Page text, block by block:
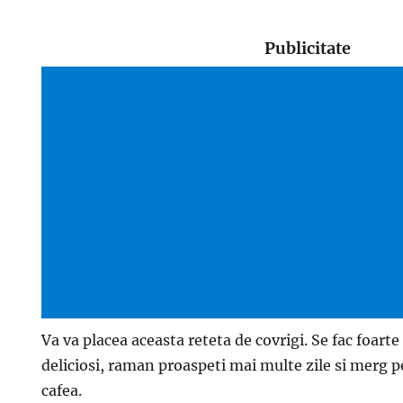
Publicitate
Va va placea aceasta reteta de covrigi. Se fac
deliciosi, raman proaspeti mai multe zile si merg
cafea.